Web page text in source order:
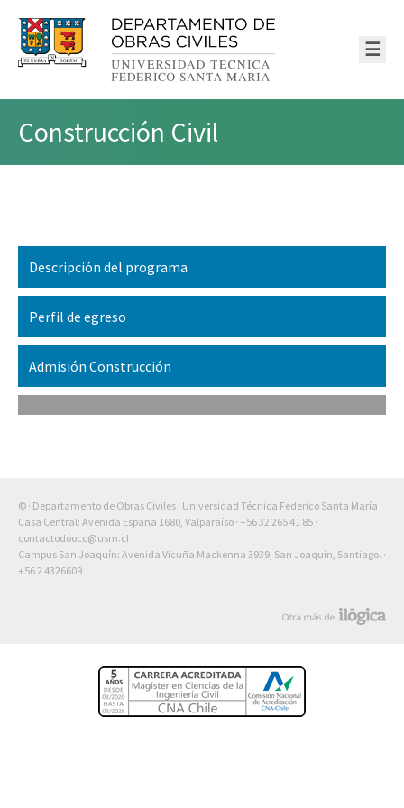
☰
Construcción Civil
Descripción del programa
Perfil de egreso
Admisión Construcción
© · Departamento de Obras Civiles · Universidad Técnica Federico Santa María
Casa Central: Avenida España 1680, Valparaíso · +56 32 265 41 85 ·
contactodoocc@usm.cl
Campus San Joaquín: Avenida Vicuña Mackenna 3939, San Joaquín, Santiago. ·
+56 2 4326609